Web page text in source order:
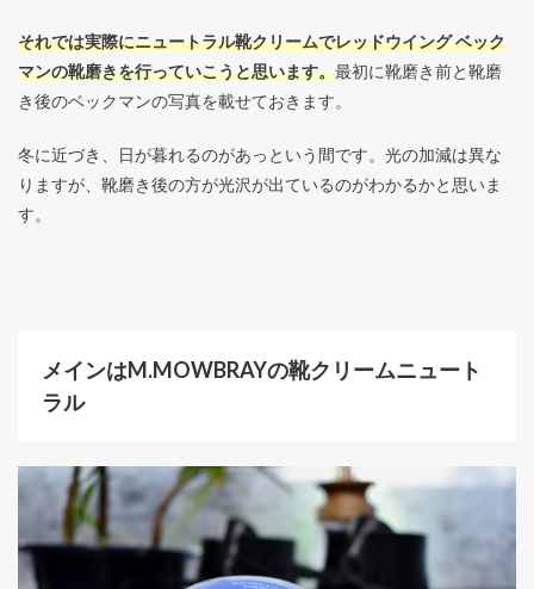
それでは実際にニュートラル靴クリームでレッドウイング ベック
マンの靴磨きを行っていこうと思います。最初に靴磨き前と靴磨
き後のベックマンの写真を載せておきます。
冬に近づき、日が暮れるのがあっという間です。光の加減は異な
りますが、靴磨き後の方が光沢が出ているのがわかるかと思いま
す。
メインはM.MOWBRAYの靴クリームニュート
ラル